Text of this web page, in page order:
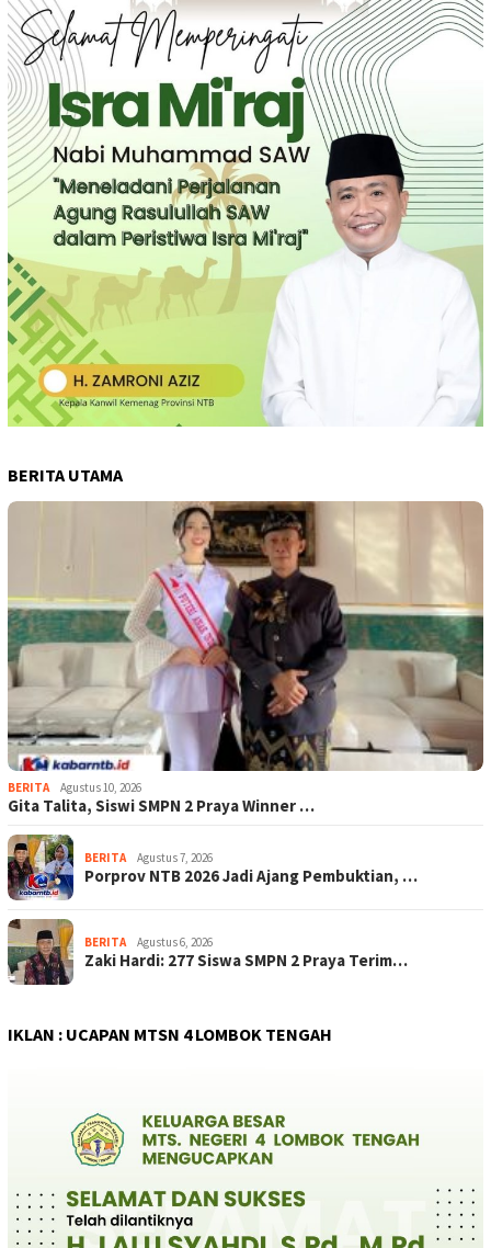
BERITA UTAMA
BERITA Agustus 10, 2026
Gita Talita, Siswi SMPN 2 Praya Winner …
BERITA Agustus 7, 2026
Porprov NTB 2026 Jadi Ajang Pembuktian, …
BERITA Agustus 6, 2026
Zaki Hardi: 277 Siswa SMPN 2 Praya Terim…
IKLAN : UCAPAN MTSN 4 LOMBOK TENGAH